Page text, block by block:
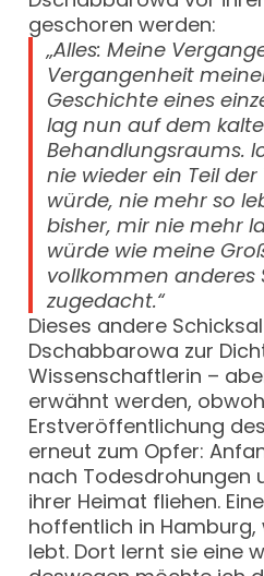
geschoren werden:
„Alles: Meine
Vergangenheit
Geschichte eines
lag nun auf dem
Behandlungsraums.
nie wieder ein Teil
würde, nie mehr so
bisher, mir nie mehr
würde wie meine
vollkommen anderes
zugedacht.“
Dieses andere
Dschabbarowa zur
Wissenschaftlerin –
erwähnt werden,
Erstveröffentlichung
erneut zum Opfer:
nach Todesdrohungen
ihrer Heimat fliehen.
hoffentlich in Hamburg,
lebt. Dort lernt sie eine